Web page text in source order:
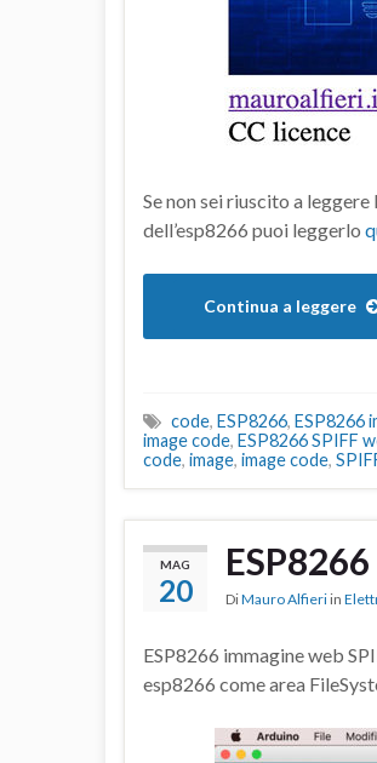
Se non sei riuscito a
dell’esp8266 puoi leggerlo
Continua a leggere
code, ESP8266, ESP8266
image code, ESP8266 SPIFF
code, image, image code,
MAG
20 DiMauro Alfieri in
ESP8266 immagine web
esp8266 come area